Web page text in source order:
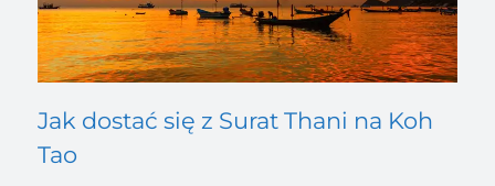
Jak dostać się z Surat Thani na Koh
Tao